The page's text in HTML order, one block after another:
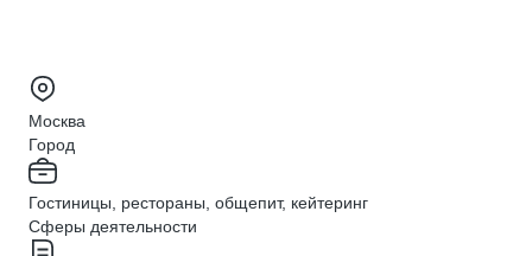
Москва
Город
Гостиницы, рестораны, общепит, кейтеринг
Сферы деятельности